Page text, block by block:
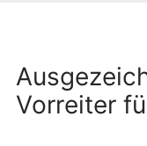
Vorreiter